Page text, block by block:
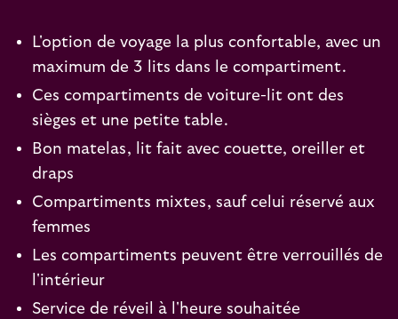
L'option de voyage la plus confortable, avec un
maximum de 3 lits dans le compartiment.
Ces compartiments de voiture-lit ont des
sièges et une petite table.
Bon matelas, lit fait avec couette, oreiller et
draps
Compartiments mixtes, sauf celui réservé aux
femmes
Les compartiments peuvent être verrouillés de
l'intérieur
Service de réveil à l'heure souhaitée